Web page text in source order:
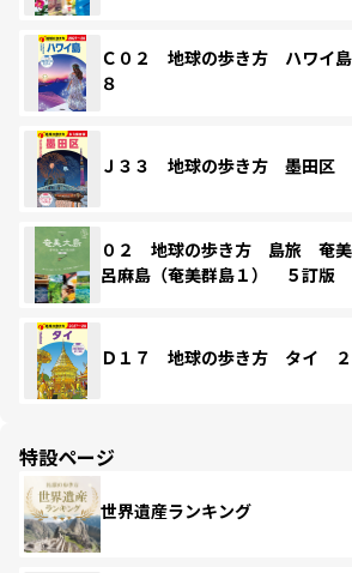
Ｃ０２ 地球の歩き方 ハワイ
８
Ｊ３３ 地球の歩き方 墨田区
０２ 地球の歩き方 島旅 奄
呂麻島（奄美群島１） ５訂版
Ｄ１７ 地球の歩き方 タイ ２
特設ページ
世界遺産ランキング